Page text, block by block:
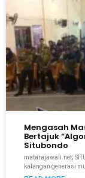
Mengasah
Bertajuk
Situbondo
matarajawali.net;
kalangan generasi